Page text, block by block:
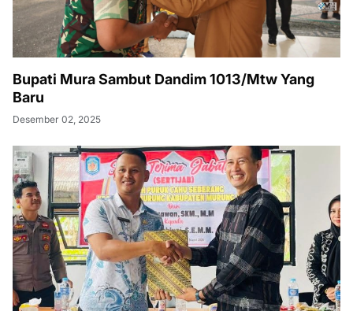
Bupati Mura Sambut Dandim 1013/Mtw Yang
Baru
Desember 02, 2025